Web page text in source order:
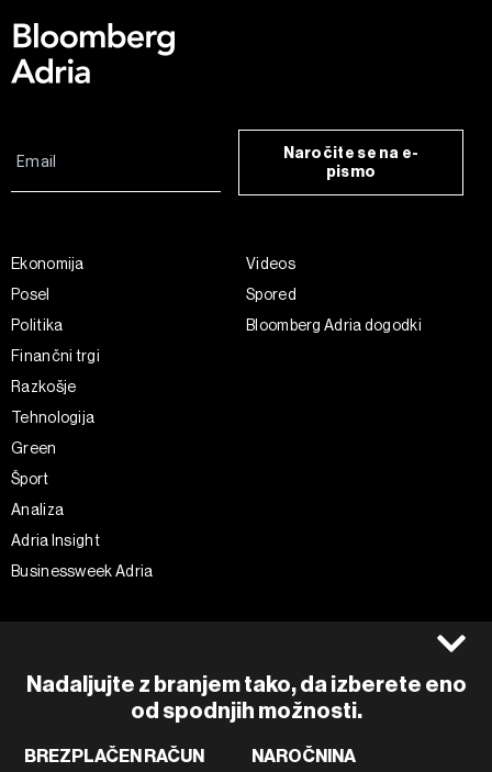
Nadaljujte z branjem tako, da izberete eno
od spodnjih možnosti.
BREZPLAČEN RAČUN NAROČNINA
Naročite se na e-
pismo
Ekonomija
Posel
Politika
Finančni trgi
Razkošje
Tehnologija
Green
Šport
Analiza
Adria Insight
Businessweek Adria
Videos
Spored
Bloomberg Adria dogodki
Piškotki
Marketing
Instagram
Linkedin